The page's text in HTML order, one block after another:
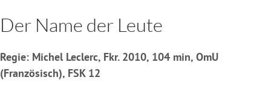
Der Name der Leute
Regie: Michel Leclerc, Fkr. 2010, 104 min, OmU
(Französisch), FSK 12